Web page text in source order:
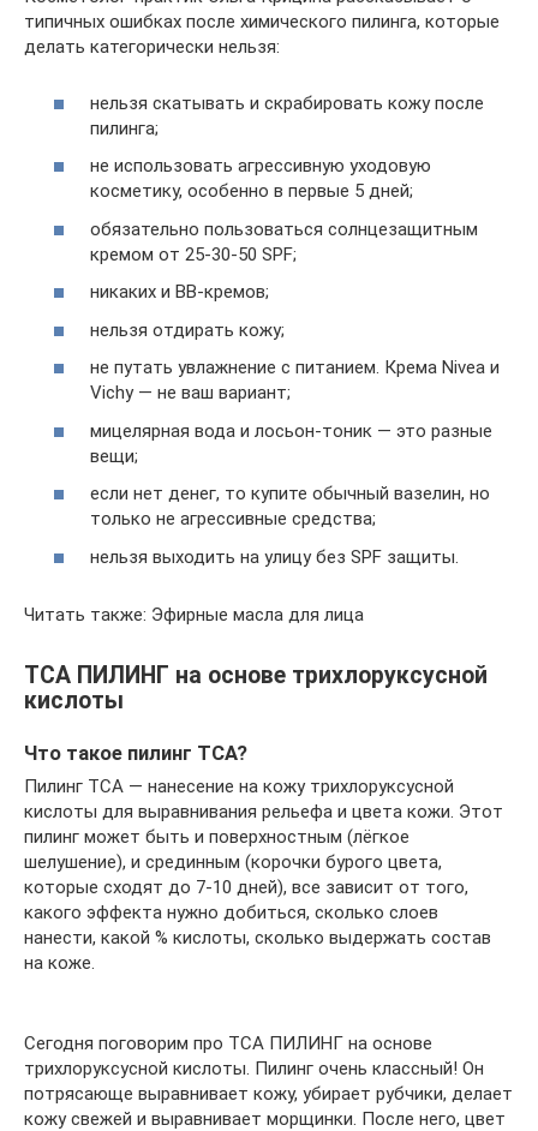
типичных ошибках после химического пилинга, которые
делать категорически нельзя:
нельзя скатывать и скрабировать кожу после
пилинга;
не использовать агрессивную уходовую
косметику, особенно в первые 5 дней;
обязательно пользоваться солнцезащитным
кремом от 25-30-50 SPF;
никаких и ВВ-кремов;
нельзя отдирать кожу;
не путать увлажнение с питанием. Крема Nivea и
Vichу — не ваш вариант;
мицелярная вода и лосьон-тоник — это разные
вещи;
если нет денег, то купите обычный вазелин, но
только не агрессивные средства;
нельзя выходить на улицу без SPF защиты.
Читать также: Эфирные масла для лица
ТСА ПИЛИНГ на основе трихлоруксусной
кислоты
Что такое пилинг ТСА?
Пилинг ТСА — нанесение на кожу трихлоруксусной
кислоты для выравнивания рельефа и цвета кожи. Этот
пилинг может быть и поверхностным (лёгкое
шелушение), и срединным (корочки бурого цвета,
которые сходят до 7-10 дней), все зависит от того,
какого эффекта нужно добиться, сколько слоев
нанести, какой % кислоты, сколько выдержать состав
на коже.
Сегодня поговорим про ТСА ПИЛИНГ на основе
трихлоруксусной кислоты. Пилинг очень классный! Он
потрясающе выравнивает кожу, убирает рубчики, делает
кожу свежей и выравнивает морщинки. После него, цвет